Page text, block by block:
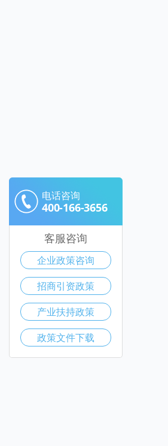
电话咨询
400-166-3656
客服咨询
企业政策咨询
招商引资政策
产业扶持政策
政策文件下载